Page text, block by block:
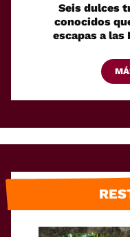
Seis dulces
conocidos
escapas a las